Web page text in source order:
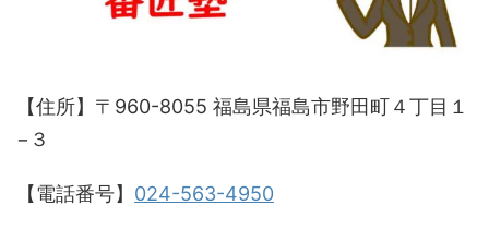
【住所】〒960-8055 福島県福島市野田町４丁目１
−３
【電話番号】 024-563-4950